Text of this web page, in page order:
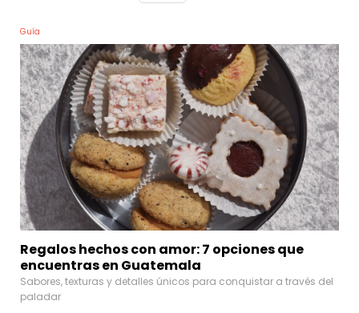
Guía
Regalos hechos con amor: 7 opciones que
encuentras en Guatemala
Sabores, texturas y detalles únicos para conquistar a través del
paladar